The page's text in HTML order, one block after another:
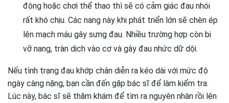
động hoặc chơi thể thao thì sẽ có cảm giác đau nhói
rất khó chịu. Các nang này khi phát triển lớn sẽ chèn ép
lên mạch máu gây sưng đau. Nhiều trường hợp còn bị
vỡ nang, tràn dịch vào cơ và gây đau nhức dữ dội.
Nếu tình trạng đau khớp chân diễn ra kéo dài với mức độ
ngày càng nặng, bạn cần đến gặp bác sĩ để làm kiểm tra.
Lúc này, bác sĩ sẽ thăm khám để tìm ra nguyên nhân rồi lên